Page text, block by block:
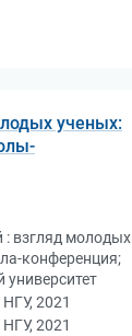
ученых:
: взгляд молодых
конференция;
университет
2021
2021